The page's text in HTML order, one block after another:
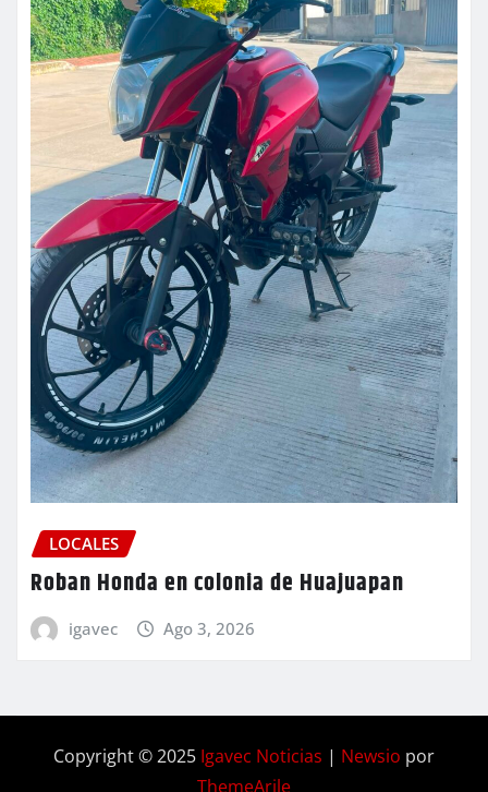
LOCALES
Roban Honda en colonia de Huajuapan
igavec Ago 3, 2026
Copyright © 2025 Igavec Noticias | Newsio por
ThemeArile